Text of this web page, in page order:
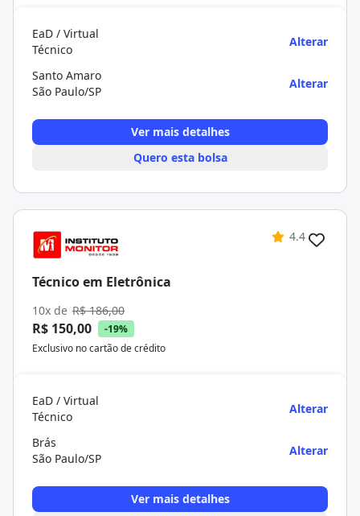
EaD / Virtual
Técnico
Alterar
Santo Amaro
São Paulo/SP
Alterar
Ver mais detalhes
Quero esta bolsa
4.4
Técnico em Eletrônica
10x de R$ 186,00
R$ 150,00
-19%
Exclusivo no cartão de crédito
EaD / Virtual
Técnico
Alterar
Brás
São Paulo/SP
Alterar
Ver mais detalhes